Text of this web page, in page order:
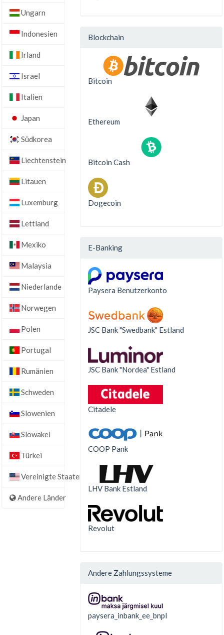
Ungarn
Indonesien
Irland
Israel
Italien
Japan
Südkorea
Liechtenstein
Litauen
Luxemburg
Lettland
Mexiko
Malaysia
Niederlande
Norwegen
Polen
Portugal
Rumänien
Schweden
Slowenien
Slowakei
Türkei
Vereinigte Staaten
Andere Länder
Blockchain
Bitcoin
Ethereum
Bitcoin Cash
Dogecoin
E-Banking
Paysera Benutzerkonto
JSC Bank "Swedbank" Estland
JSC Bank "Nordea" Estland
Citadele
COOP Pank
LHV Bank Estland
Revolut
Andere Zahlungssysteme
paysera_inbank_ee_bnpl